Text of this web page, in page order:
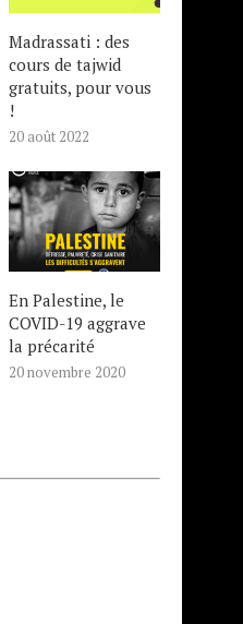
Madrassati : des
cours de tajwid
gratuits, pour vous
!
20 août 2022
En Palestine, le
COVID-19 aggrave
la précarité
20 novembre 2020